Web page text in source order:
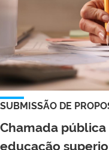
SUBMISSÃO DE
Chamada
educação